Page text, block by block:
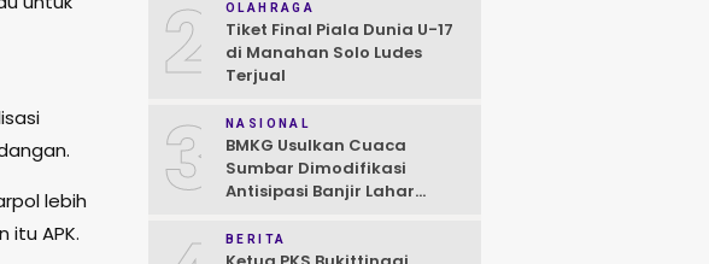
lebih
itu APK.
2 OLAHRAGA
Tiket Final Piala Dunia U-17
di Manahan Solo Ludes
Terjual
3 NASIONAL
BMKG Usulkan Cuaca
Sumbar Dimodifikasi
Antisipasi Banjir Lahar
BERITA